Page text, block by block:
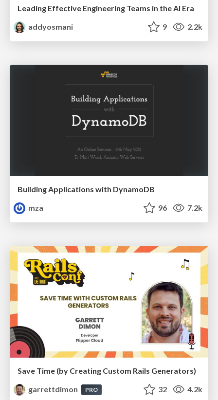
Leading Effective Engineering Teams in the AI Era
addyosmani
9 2.2k
Building Applications with DynamoDB
mza
96 7.2k
Save Time (by Creating Custom Rails Generators)
garrettdimon
PRO 32 4.2k